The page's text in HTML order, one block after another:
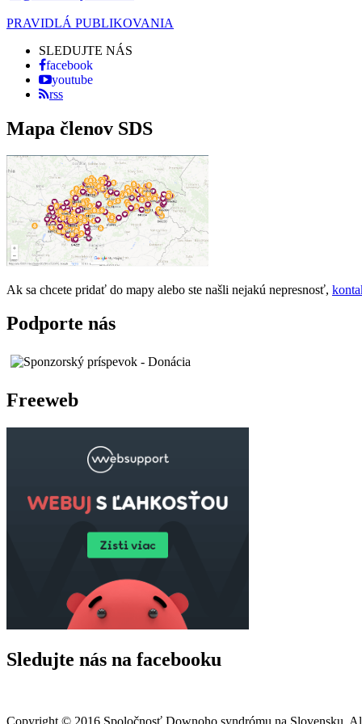
PRAVIDLÁ PUBLIKOVANIA
SLEDUJTE NÁS
facebook
youtube
rss
Mapa členov SDS
Ak sa chcete pridať do mapy alebo ste našli nejakú nepresnosť,
Podporte nás
Freeweb
Sledujte nás na facebooku
Copyright © 2016 Spoločnosť Downoho syndrómu na Slovensku.